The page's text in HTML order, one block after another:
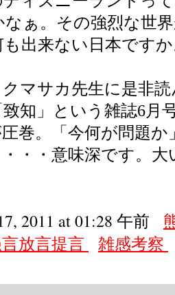
ぁ。その強烈な世
出来ない日本です
マサカ先生に是非
知」という雑誌6月
巻。「今何が問題
・・意味深です。
2011 at 01:28 午前
放言提言
雑感考察